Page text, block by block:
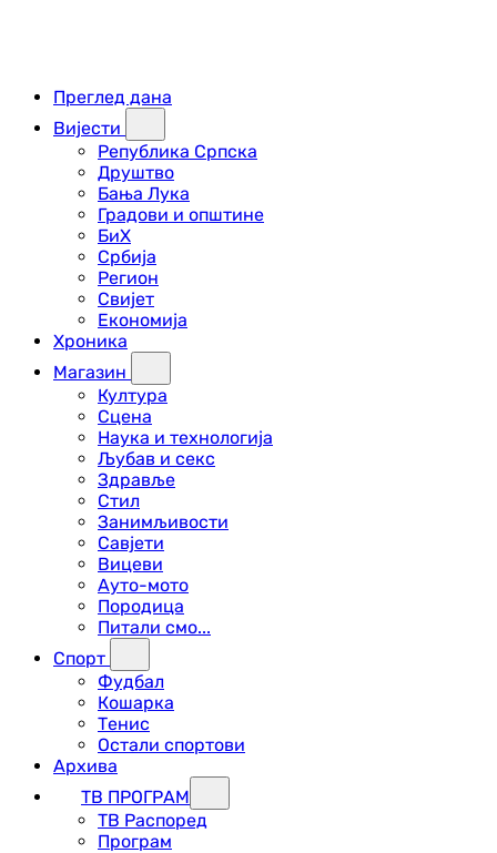
Преглед дана
Вијести
Република Српска
Друштво
Бања Лука
Градови и општине
БиХ
Србија
Регион
Свијет
Економија
Хроника
Магазин
Култура
Сцена
Наука и технологија
Љубав и секс
Здравље
Стил
Занимљивости
Савјети
Вицеви
Ауто-мото
Породица
Питали смо...
Спорт
Фудбал
Кошарка
Тенис
Остали спортови
Архива
ТВ ПРОГРАМ
ТВ Распоред
Програм